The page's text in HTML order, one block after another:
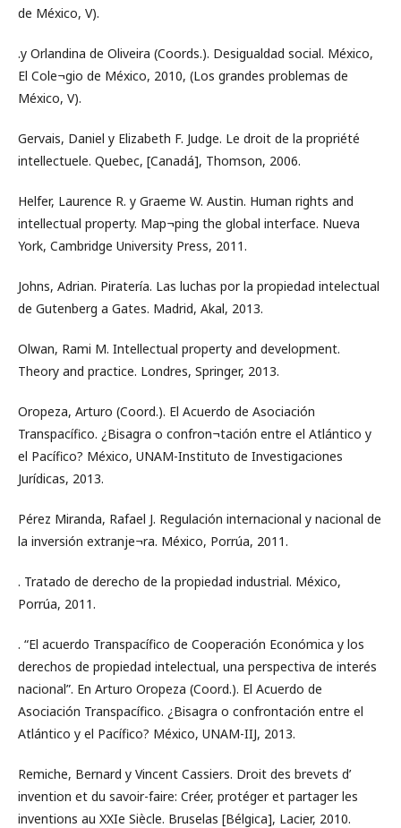
de México, V).
.y Orlandina de Oliveira (Coords.). Desigualdad social. México,
El Cole¬gio de México, 2010, (Los grandes problemas de
México, V).
Gervais, Daniel y Elizabeth F. Judge. Le droit de la propriété
intellectuele. Quebec, [Canadá], Thomson, 2006.
Helfer, Laurence R. y Graeme W. Austin. Human rights and
intellectual property. Map¬ping the global interface. Nueva
York, Cambridge University Press, 2011.
Johns, Adrian. Piratería. Las luchas por la propiedad intelectual
de Gutenberg a Gates. Madrid, Akal, 2013.
Olwan, Rami M. Intellectual property and development.
Theory and practice. Londres, Springer, 2013.
Oropeza, Arturo (Coord.). El Acuerdo de Asociación
Transpacífico. ¿Bisagra o confron¬tación entre el Atlántico y
el Pacífico? México, UNAM-Instituto de Investigaciones
Jurídicas, 2013.
Pérez Miranda, Rafael J. Regulación internacional y nacional de
la inversión extranje¬ra. México, Porrúa, 2011.
. Tratado de derecho de la propiedad industrial. México,
Porrúa, 2011.
. “El acuerdo Transpacífico de Cooperación Económica y los
derechos de propiedad intelectual, una perspectiva de interés
nacional”. En Arturo Oropeza (Coord.). El Acuerdo de
Asociación Transpacífico. ¿Bisagra o confrontación entre el
Atlántico y el Pacífico? México, UNAM-IIJ, 2013.
Remiche, Bernard y Vincent Cassiers. Droit des brevets d’
invention et du savoir-faire: Créer, protéger et partager les
inventions au XXIe Siècle. Bruselas [Bélgica], Lacier, 2010.